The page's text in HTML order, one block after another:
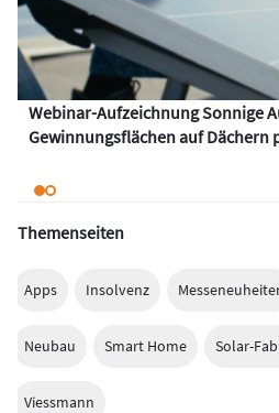
Webinar-Aufzeichnung Sonnige
Gewinnungsflächen auf Dächern
Themenseiten
Apps Insolvenz
Neubau Smart Home Solar-
Viessmann